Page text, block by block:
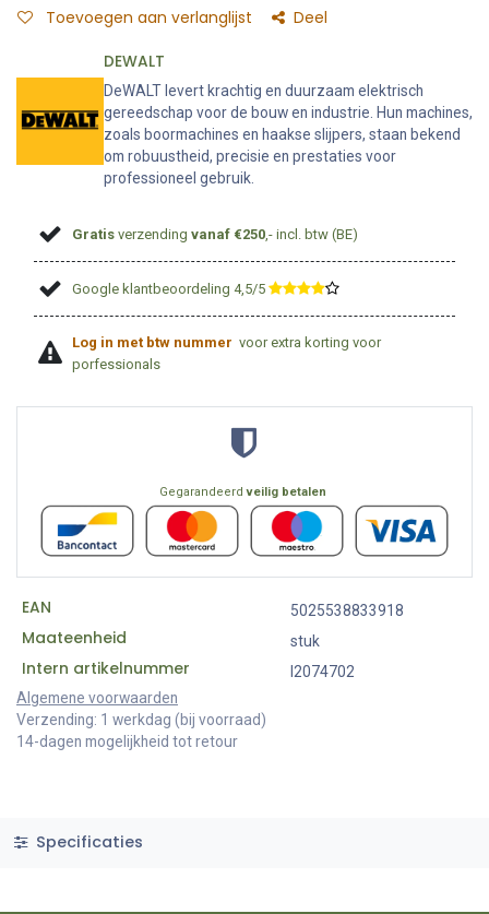
Toevoegen aan verlanglijst Deel
DEWALT
DeWALT levert krachtig en duurzaam elektrisch
gereedschap voor de bouw en industrie. Hun machines,
zoals boormachines en haakse slijpers, staan bekend
om robuustheid, precisie en prestaties voor
professioneel gebruik.
Gratis verzendingvanaf €250 ,- incl. btw (BE)
Google klantbeoordeling 4,5/5 ​
Log in met btw nummer voor extra korting voor
porfessionals
Gegarandeerdveilig betalen
EAN 5025538833918
Maateenheid stuk
Intern artikelnummer
I2074702
Algemene voorwaarden
Verzending: 1 werkdag (bij voorraad)
14-dagen mogelijkheid tot retour
Specificaties